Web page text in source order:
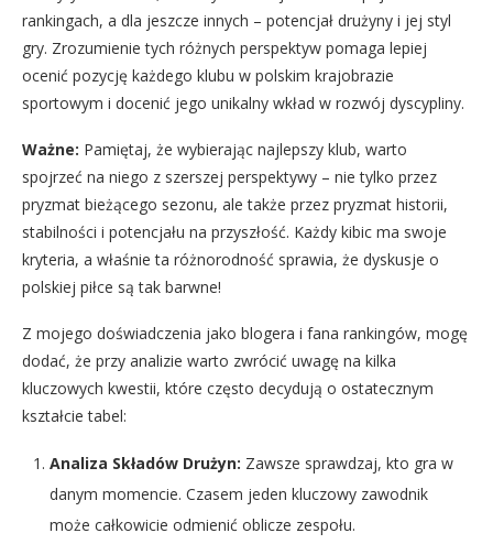
rankingach, a dla jeszcze innych – potencjał drużyny i jej styl
gry. Zrozumienie tych różnych perspektyw pomaga lepiej
ocenić pozycję każdego klubu w polskim krajobrazie
sportowym i docenić jego unikalny wkład w rozwój dyscypliny.
Ważne: Pamiętaj, że wybierając najlepszy klub, warto
spojrzeć na niego z szerszej perspektywy – nie tylko przez
pryzmat bieżącego sezonu, ale także przez pryzmat historii,
stabilności i potencjału na przyszłość. Każdy kibic ma swoje
kryteria, a właśnie ta różnorodność sprawia, że dyskusje o
polskiej piłce są tak barwne!
Z mojego doświadczenia jako blogera i fana rankingów, mogę
dodać, że przy analizie warto zwrócić uwagę na kilka
kluczowych kwestii, które często decydują o ostatecznym
kształcie tabel:
Analiza Składów Drużyn: Zawsze sprawdzaj, kto gra w
danym momencie. Czasem jeden kluczowy zawodnik
może całkowicie odmienić oblicze zespołu.